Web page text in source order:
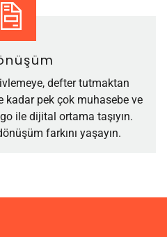
defter tutmaktan
kadar pek çok muhasebe ve
ile dijital ortama taşıyın.
farkını yaşayın.